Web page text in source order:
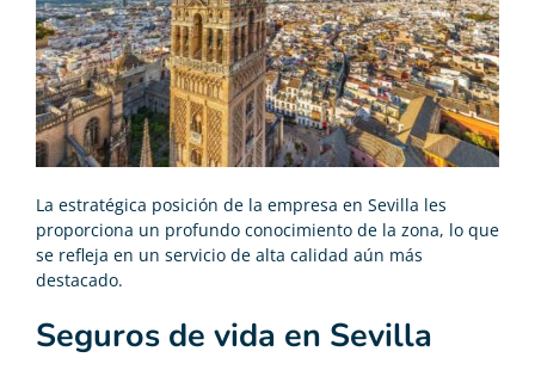
La estratégica posición de la empresa en Sevilla les
proporciona un profundo conocimiento de la zona, lo que
se refleja en un servicio de alta calidad aún más
destacado.
Seguros de vida en Sevilla